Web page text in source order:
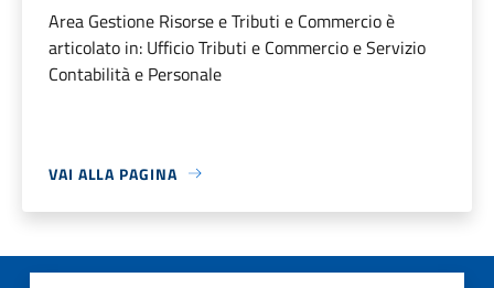
Area Gestione Risorse e Tributi e Commercio è
articolato in: Ufficio Tributi e Commercio e Servizio
Contabilità e Personale
VAI ALLA PAGINA